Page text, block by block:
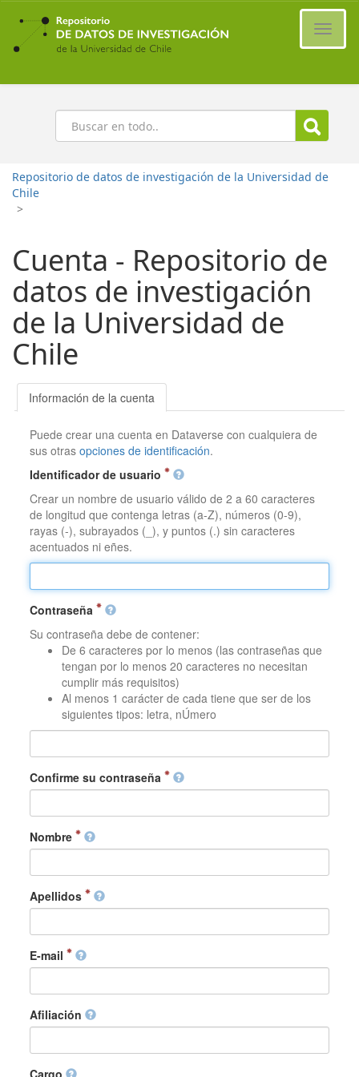
Ir
contenido
principal
Buscar
Repositorio de datos de investigación de la Universidad de
Chile
>
Cuenta - Repositorio de
datos de investigación
de la Universidad de
Chile
Información de la cuenta
Puede crear una cuenta en Dataverse con cualquiera de
sus otrasopciones de identificación.
Identificador de usuario
Crear un nombre de usuario válido de 2 a 60 caracteres
de longitud que contenga letras (a-Z), números (0-9),
rayas (-), subrayados (_), y puntos (.) sin caracteres
acentuados ni eñes.
Contraseña
Su contraseña debe de contener:
De 6 caracteres por lo menos (las contraseñas que
tengan por lo menos 20 caracteres no necesitan
cumplir más requisitos)
Al menos 1 carácter de cada tiene que ser de los
siguientes tipos: letra, nÚmero
Confirme su contraseña
Nombre
Apellidos
E-mail
Afiliación
Cargo